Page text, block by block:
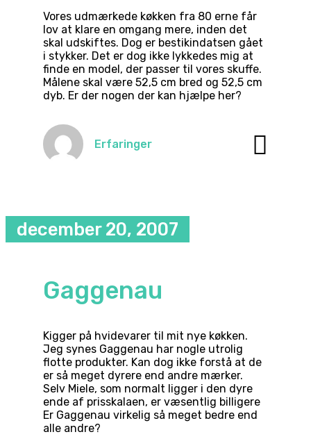
Vores udmærkede køkken fra 80 erne får
lov at klare en omgang mere, inden det
skal udskiftes. Dog er bestikindatsen gået
i stykker. Det er dog ikke lykkedes mig at
finde en model, der passer til vores skuffe.
Målene skal være 52,5 cm bred og 52,5 cm
dyb. Er der nogen der kan hjælpe her?
Erfaringer
december 20, 2007
Gaggenau
Kigger på hvidevarer til mit nye køkken.
Jeg synes Gaggenau har nogle utrolig
flotte produkter. Kan dog ikke forstå at de
er så meget dyrere end andre mærker.
Selv Miele, som normalt ligger i den dyre
ende af prisskalaen, er væsentlig billigere
Er Gaggenau virkelig så meget bedre end
alle andre?